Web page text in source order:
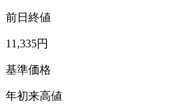
前日終値
11,335円
基準価格
年初来高値